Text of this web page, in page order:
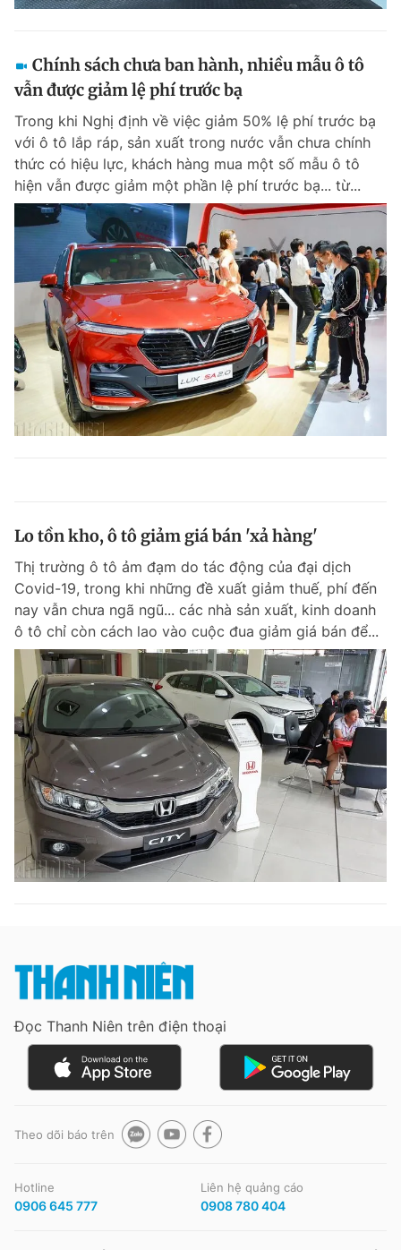
Chính sách chưa ban hành, nhiều mẫu ô tô
vẫn được giảm lệ phí trước bạ
Trong khi Nghị định về việc giảm 50% lệ phí trước bạ
với ô tô lắp ráp, sản xuất trong nước vẫn chưa chính
thức có hiệu lực, khách hàng mua một số mẫu ô tô
hiện vẫn được giảm một phần lệ phí trước bạ... từ...
Lo tồn kho, ô tô giảm giá bán 'xả hàng'
Thị trường ô tô ảm đạm do tác động của đại dịch
Covid-19, trong khi những đề xuất giảm thuế, phí đến
nay vẫn chưa ngã ngũ... các nhà sản xuất, kinh doanh
ô tô chỉ còn cách lao vào cuộc đua giảm giá bán để...
Đọc Thanh Niên trên điện thoại
Theo dõi báo trên
Hotline
0906 645 777
Liên hệ quảng cáo
0908 780 404